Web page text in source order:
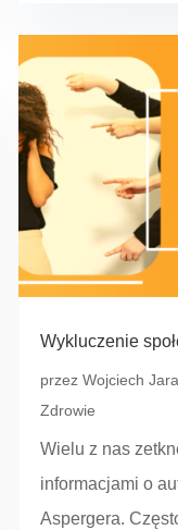
Wykluczenie
przezWojciech
Zdrowie
Wielu z nas
informacjami o
Aspergera.